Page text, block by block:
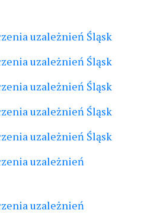
uzależnień Śląsk
uzależnień Śląsk
uzależnień Śląsk
uzależnień Śląsk
uzależnień Śląsk
uzależnień
uzależnień